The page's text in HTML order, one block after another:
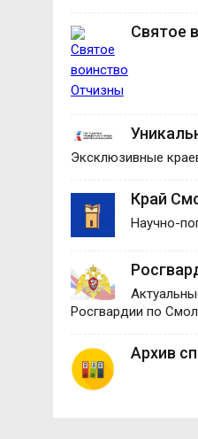
Святое
Эксклюзивные
Край
Научно-
Росгвардии по
Архив